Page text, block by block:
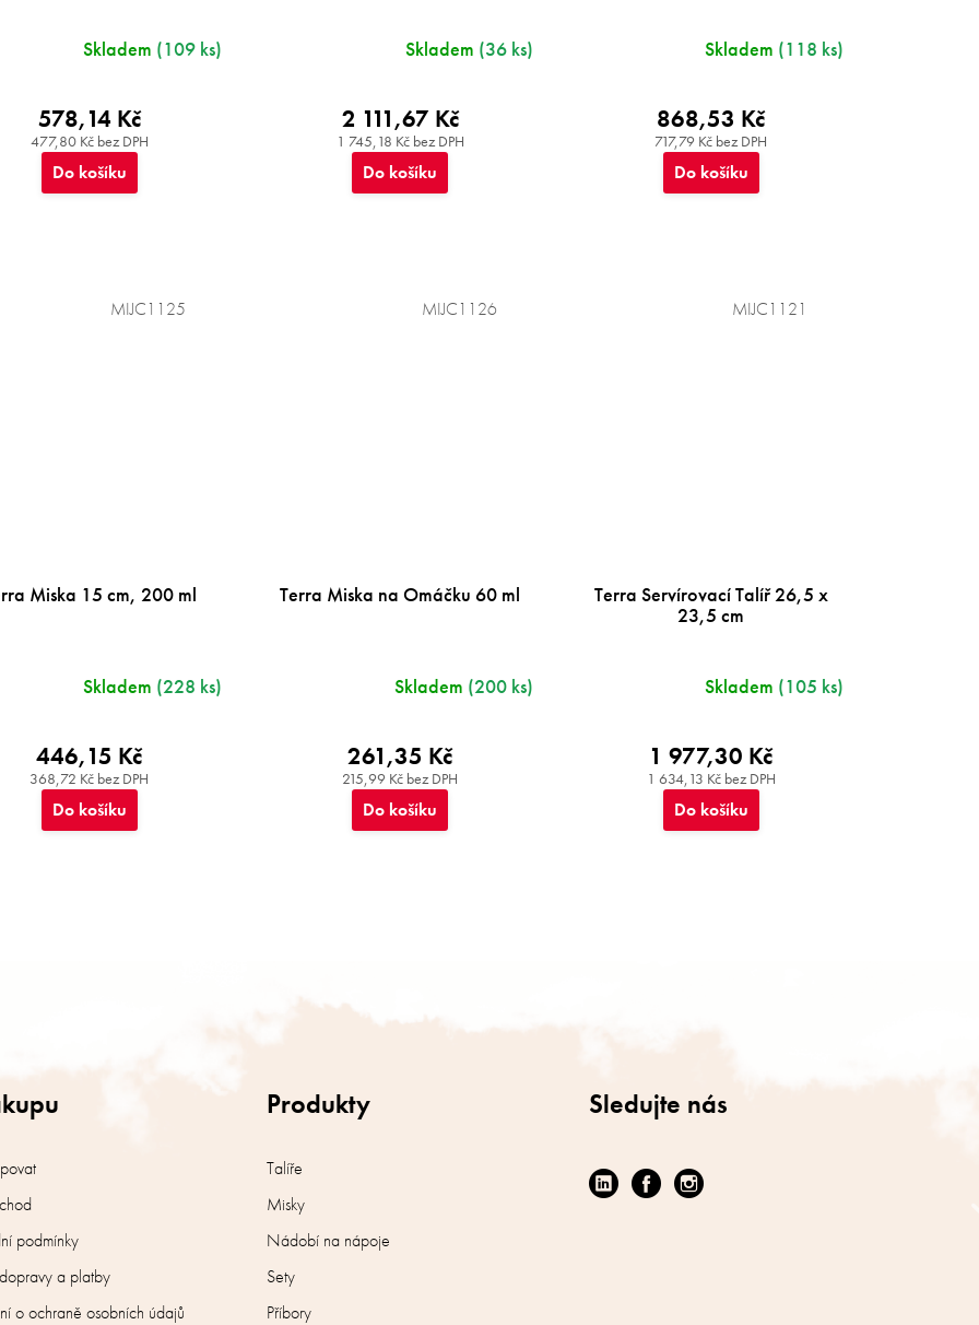
Skladem (109 ks)
477,80 Kč bez DPH
578,14 Kč
Do košíku
Skladem (36 ks)
1 745,18 Kč bez DPH
2 111,67 Kč
Do košíku
Skladem (118 ks)
717,79 Kč bez DPH
868,53 Kč
Do košíku
Miska 15 cm, 200 ml
Skladem (228 ks)
368,72 Kč bez DPH
446,15 Kč
Do košíku
MIJC1125
Terra Miska na Omáčku 60 ml
Skladem (200 ks)
215,99 Kč bez DPH
261,35 Kč
Do košíku
MIJC1126
Terra Servírovací Talíř 26,5 x
23,5 cm
Skladem (105 ks)
1 634,13 Kč bez DPH
1 977,30 Kč
Do košíku
MIJC1121
podmínky
a platby
o ochraně osobních údajů
Produkty
Talíře
Misky
Nádobí na nápoje
Sety
Příbory
Sledujte nás